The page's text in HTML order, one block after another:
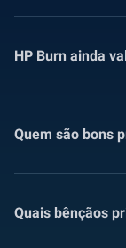
HP Burn ainda
Quem são bons
Quais bênçãos